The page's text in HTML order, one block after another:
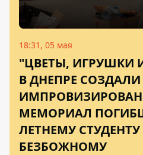
18:31, 05 мая
"ЦВЕТЫ, ИГРУШКИ
В ДНЕПРЕ СОЗДАЛИ
МЕМОРИАЛ
ЛЕТНЕМУ
БЕЗБОЖНОМУ